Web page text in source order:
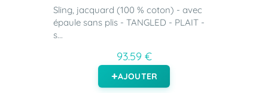
Sling, jacquard (100 % coton) - avec
épaule sans plis - TANGLED - PLAIT -
s...
93.59 €
AJOUTER